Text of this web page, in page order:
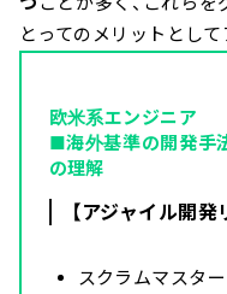
とってのメリットとして
欧米系エンジニア
■海外基準の開発手
の理解
【アジャイル開発
スクラムマスタ